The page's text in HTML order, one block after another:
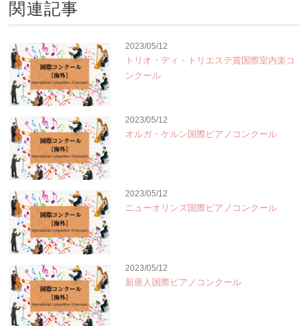
関連記事
2023/05/12
トリオ・ディ・トリエステ賞国際室内楽コ
ンクール
2023/05/12
オルガ・ケルン国際ピアノコンクール
2023/05/12
ニューオリンズ国際ピアノコンクール
2023/05/12
新唐人国際ピアノコンクール